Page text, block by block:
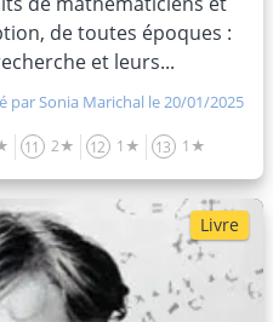
de toutes époques :
et leurs...
parSonia Marichal le 20/01/2025
11 2★ 12 1★ 13 1★
Livre